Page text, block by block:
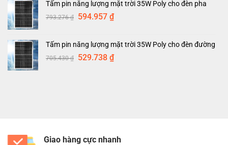
604.274 ₫.
là:
453.871 ₫.
Tấm pin năng lượng mặt trời 35W Poly cho đèn pha
793.276₫
Giá
793.276 ₫.
594.957 ₫Giá
là:
594.957 ₫.
Tấm pin năng lượng mặt trời 35W Poly cho đèn đường
705.430₫
Giá
529.738 ₫Giá
Giao hàng cực nhanh